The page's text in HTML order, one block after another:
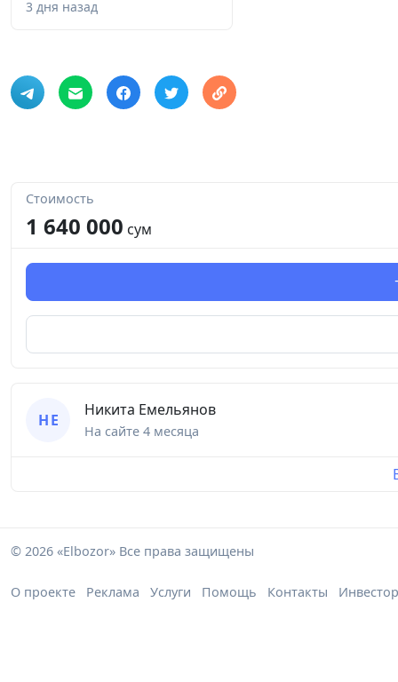
3 дня назад
Стоимость
1 640 000 сум
Н Е
Никита Емельянов
На сайте 4 месяца
© 2026 «Elbozor» Все права защищены
О проекте Реклама Услуги Помощь Контакты